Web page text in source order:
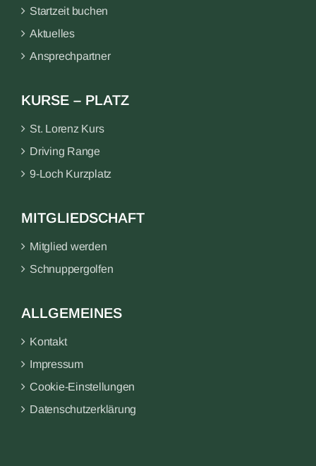
Startzeit buchen
Aktuelles
Ansprechpartner
KURSE – PLATZ
St. Lorenz Kurs
Driving Range
9-Loch Kurzplatz
MITGLIEDSCHAFT
Mitglied werden
Schnuppergolfen
ALLGEMEINES
Kontakt
Impressum
Cookie-Einstellungen
Datenschutzerklärung